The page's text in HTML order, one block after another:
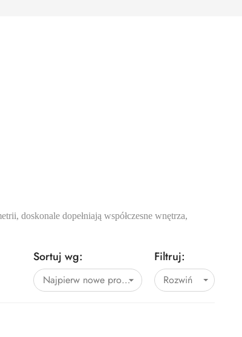
doskonale dopełniają współczesne wnętrza,
Sortuj wg:
Najpierw nowe produkty

Filtruj:
Rozwiń